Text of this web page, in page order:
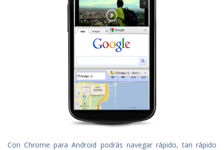
Con Chrome para Android podrás navegar rápido, tan rápido